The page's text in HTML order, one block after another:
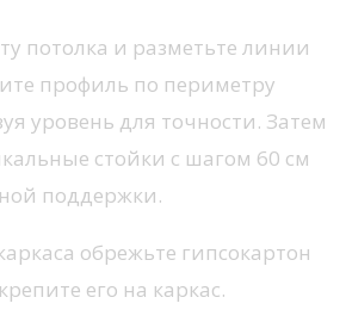
потолка и разметьте линии
профиль по периметру
уровень для точности. Затем
стойки с шагом 60 см
поддержки.
обрежьте гипсокартон
его на каркас.